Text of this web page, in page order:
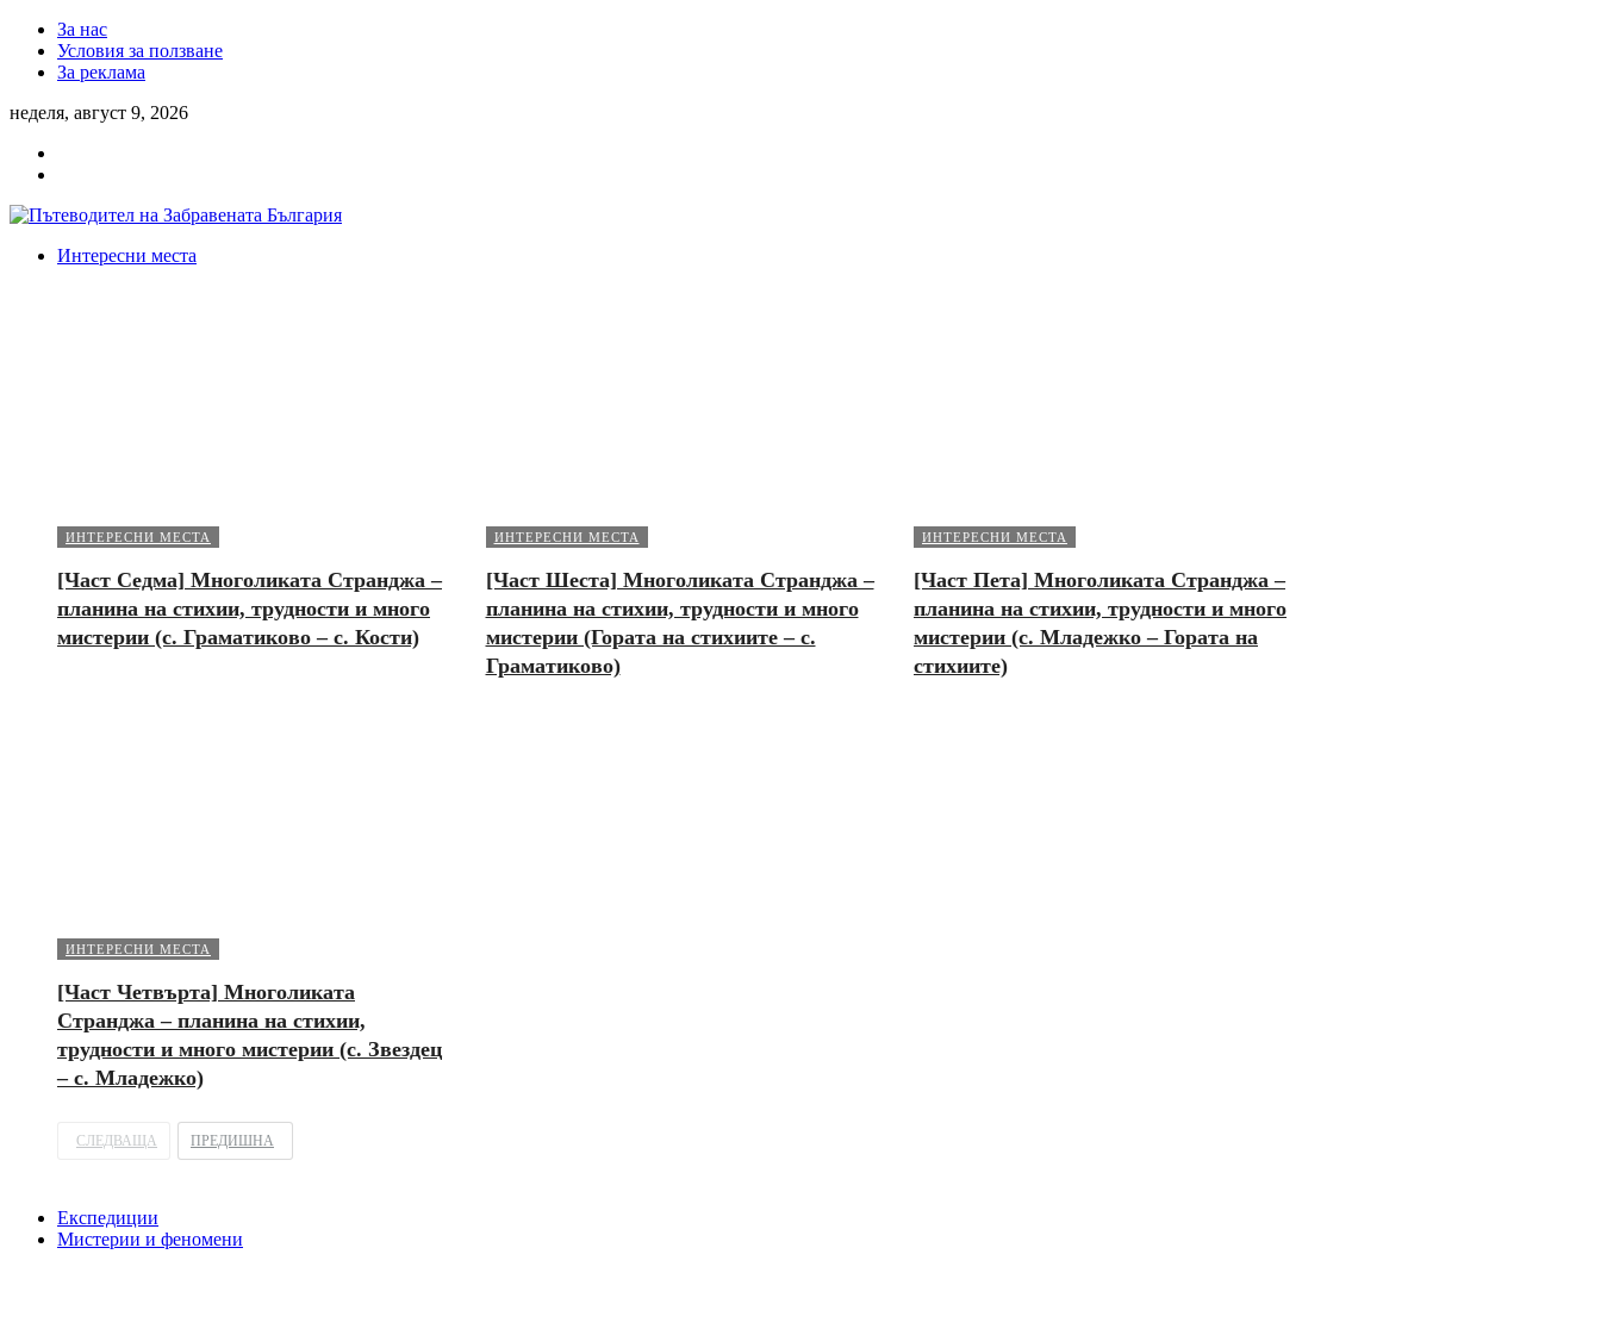
За нас
Условия за ползване
За реклама
неделя, август 9, 2026
Интересни места
ИНТЕРЕСНИ МЕСТА
[Част Седма] Многоликата Странджа –
планина на стихии, трудности и много
мистерии (с. Граматиково – с. Кости)
ИНТЕРЕСНИ МЕСТА
[Част Шеста] Многоликата Странджа –
планина на стихии, трудности и много
мистерии (Гората на стихиите – с.
Граматиково)
ИНТЕРЕСНИ МЕСТА
[Част Пета] Многоликата Странджа –
планина на стихии, трудности и много
мистерии (с. Младежко – Гората на
стихиите)
ИНТЕРЕСНИ МЕСТА
[Част Четвърта] Многоликата
Странджа – планина на стихии,
трудности и много мистерии (с. Звездец
– с. Младежко)
СЛЕДВАЩА ПРЕДИШНА
Експедиции
Мистерии и феномени